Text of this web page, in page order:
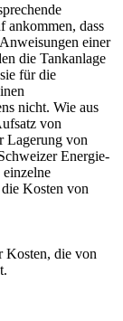
ankommen, dass
einer
die Tankanlage
für die
nicht. Wie aus
von
Lagerung von
Energie-
Kosten von
Kosten, die von